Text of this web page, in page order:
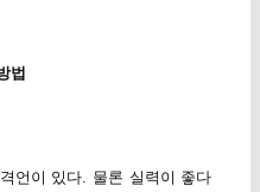
법
언이 있다. 물론 실력이 좋다